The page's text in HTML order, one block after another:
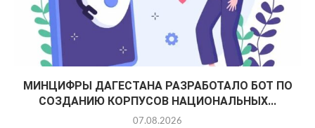
МИНЦИФРЫ ДАГЕСТАНА РАЗРАБОТАЛО БОТ ПО
СОЗДАНИЮ КОРПУСОВ НАЦИОНАЛЬНЫХ...
07.08.2026